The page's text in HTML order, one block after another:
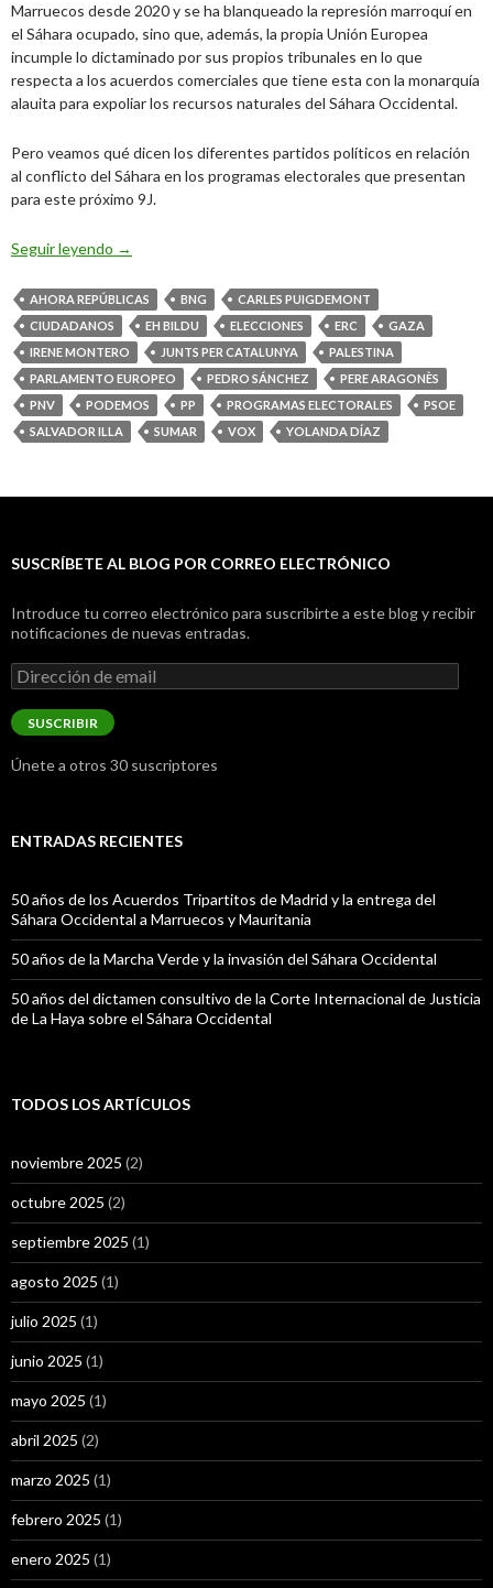
Marruecos desde 2020 y se ha blanqueado la represión marroquí en
el Sáhara ocupado, sino que, además, la propia Unión Europea
incumple lo dictaminado por sus propios tribunales en lo que
respecta a los acuerdos comerciales que tiene esta con la monarquía
alauita para expoliar los recursos naturales del Sáhara Occidental.
Pero veamos qué dicen los diferentes partidos políticos en relación
al conflicto del Sáhara en los programas electorales que presentan
para este próximo 9J.
Seguir leyendo El Sáhara Occidental en los programas electorales del
→
AHORA REPÚBLICAS BNG
CARLES PUIGDEMONT
CIUDADANOS
EH BILDU ELECCIONES ERC
GAZA
IRENE MONTERO
JUNTS PER CATALUNYA
PALESTINA
PARLAMENTO EUROPEO
PEDRO SÁNCHEZ
PERE ARAGONÈS
PNV
PODEMOS PP PROGRAMAS ELECTORALES
PSOE
SALVADOR ILLA
SUMAR VOX YOLANDA DÍAZ
SUSCRÍBETE AL BLOG POR CORREO ELECTRÓNICO
Introduce tu correo electrónico para suscribirte a este blog y recibir
notificaciones de nuevas entradas.
Dirección
de
email
SUSCRIBIR
Únete a otros 30 suscriptores
ENTRADAS RECIENTES
50 años de los Acuerdos Tripartitos de Madrid y la entrega del
Sáhara Occidental a Marruecos y Mauritania
50 años de la Marcha Verde y la invasión del Sáhara Occidental
50 años del dictamen consultivo de la Corte Internacional de Justicia
de La Haya sobre el Sáhara Occidental
TODOS LOS ARTÍCULOS
noviembre 2025 (2)
octubre 2025 (2)
septiembre 2025 (1)
agosto 2025 (1)
julio 2025 (1)
junio 2025 (1)
mayo 2025 (1)
abril 2025 (2)
marzo 2025 (1)
febrero 2025 (1)
enero 2025 (1)